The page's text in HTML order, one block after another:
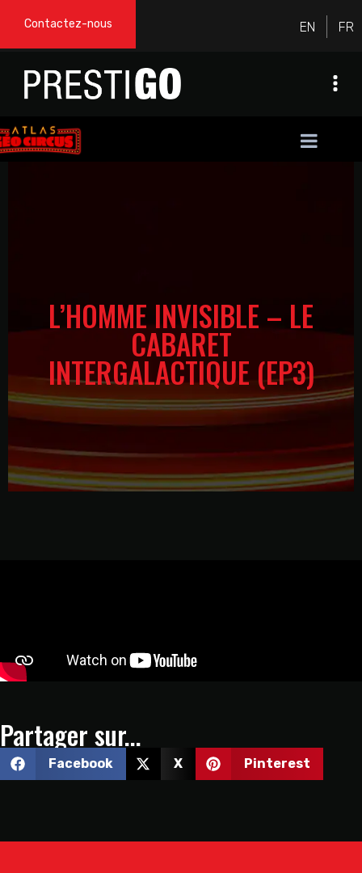
Contactez-nous
L’HOMME INVISIBLE – LE
CABARET
INTERGALACTIQUE (EP3)
Partager sur...
Facebook X Pinterest